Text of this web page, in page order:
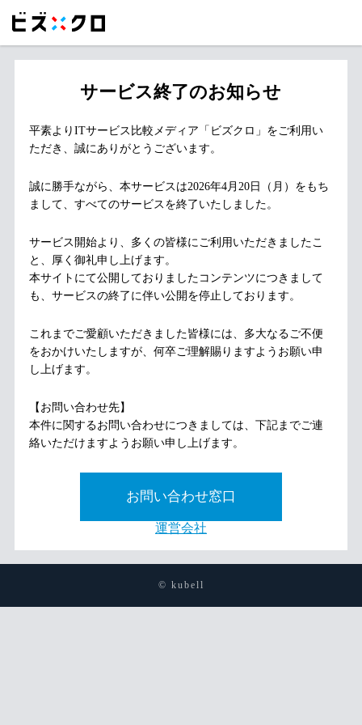
サービス終了のお知らせ
平素よりITサービス比較メディア「ビズクロ」をご利用い
ただき、誠にありがとうございます。
誠に勝手ながら、本サービスは2026年4月20日（月）をもち
まして、すべてのサービスを終了いたしました。
サービス開始より、多くの皆様にご利用いただきましたこ
と、厚く御礼申し上げます。
本サイトにて公開しておりましたコンテンツにつきまして
も、サービスの終了に伴い公開を停止しております。
これまでご愛顧いただきました皆様には、多大なるご不便
をおかけいたしますが、何卒ご理解賜りますようお願い申
し上げます。
【お問い合わせ先】
本件に関するお問い合わせにつきましては、下記までご連
絡いただけますようお願い申し上げます。
お問い合わせ窓口
運営会社
© kubell